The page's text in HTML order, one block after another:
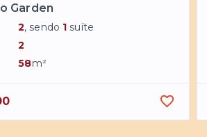
Garden
2, sendo 1 suíte
2
58m²